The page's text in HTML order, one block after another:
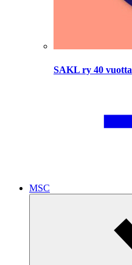
SAKL ry 40 vuotta
MSC